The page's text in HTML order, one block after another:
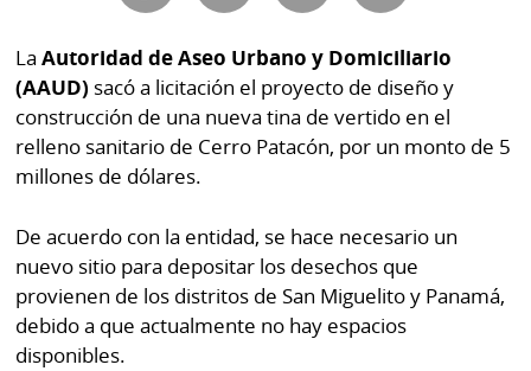
Lotería
Kiosko
digital
Luctuosas
Temas
Autores
Notas
al
lector
Buenas
prácticas
OTROS
LaAutoridad de Aseo Urbano y Domiciliario
(AAUD) sacó a licitación el proyecto de diseño y
construcción de una nueva tina de vertido en el
relleno sanitario de Cerro Patacón, por un monto de 5
millones de dólares.
De acuerdo con la entidad, se hace necesario un
nuevo sitio para depositar los desechos que
provienen de los distritos de San Miguelito y Panamá,
debido a que actualmente no hay espacios
disponibles.